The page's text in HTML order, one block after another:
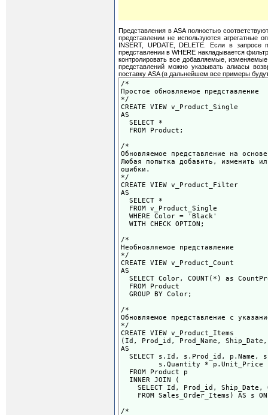
Представления в ASA полностью
представлении не используются
INSERT, UPDATE, DELETE. Если в
представлении в WHERE накладывается
контролировать все добавляемые,
представлений можно указывать алиасы
поставку ASA (в дальнейшем все примеры
/*
Простое обновляемое представление
*/
CREATE VIEW v_Product_Single
AS
SELECT *
FROM Product;
/*
Обновляемое представление на
Любая попытка добавить, изменить
ошибки.
*/
CREATE VIEW v_Product_Filter
AS
SELECT *
FROM v_Product_Single
WHERE Color = 'Black'
WITH CHECK OPTION;
/*
Необновляемое представление
*/
CREATE VIEW v_Product_Count
AS
SELECT Color, COUNT(*) as
FROM Product
GROUP BY Color;
/*
Обновляемое представление с
*/
CREATE VIEW v_Product_Items
(Id, Prod_id, Prod_Name,
AS
SELECT s.Id, s.Prod_id, p.Name,
s.Quantity * p.Unit_Price
FROM Product p
INNER JOIN (
SELECT Id, Prod_id, Ship_Date,
FROM Sales_Order_Items) AS s
/*